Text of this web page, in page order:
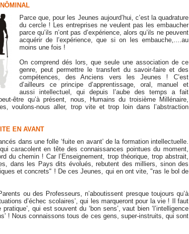
Parce que, pour les Jeunes aujourd’hui, c’est la quadrature
du cercle ! Les entreprises ne veulent pas les embaucher
parce qu’ils n’ont pas d’expérience, alors qu’ils ne peuvent
acquérir de l’expérience, que si on les embauche,....au
moins une fois !
On comprend dés lors, que seule une association de ce
genre, peut permettre le transfert du savoir-faire et des
compétences, des Anciens vers les Jeunes ! C’est
d’ailleurs ce principe d’apprentissage, oral, manuel et
aussi intellectuel, qui depuis l’aube des temps a fait
être qu’à présent, nous, Humains du troisième Millénaire,
voulons-nous aller, trop vite et trop loin dans l’abstraction
EN AVANT
dans une folle ‘fuite en avant’ de la formation intellectuelle.
caracolent en tête des connaissances pointues du moment,
du chemin ! Car l’Enseignement, trop théorique, trop abstrait,
dans les Pays dits évolués, rebutent des milliers, sinon des
et concrets" ! De ces Jeunes, qui en ont vite, "ras le bol de
ou des Professeurs, n’aboutissent presque toujours qu’à
d’échec scolaires’, qui les marqueront pour la vie ! Il faut
qui est souvent du ‘bon sens’, vaut bien ‘l’intelligence
! Nous connaissons tous de ces gens, super-instruits, qui sont